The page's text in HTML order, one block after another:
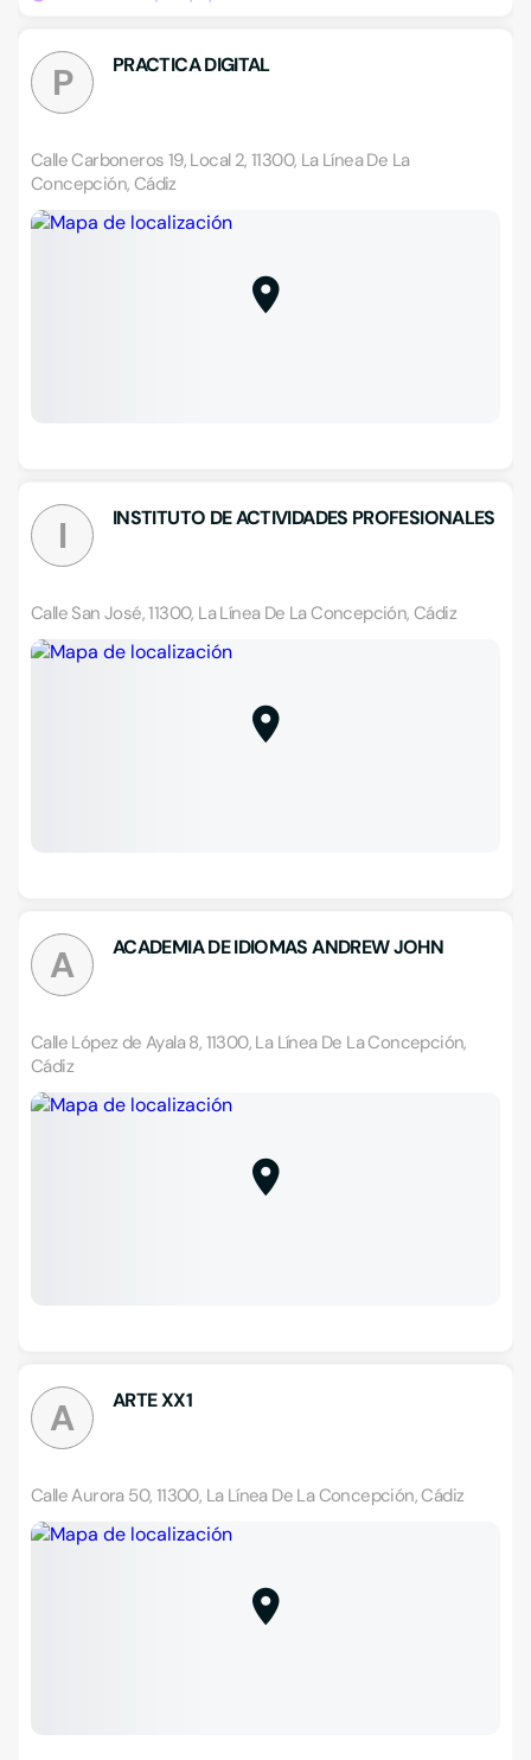
P PRACTICA DIGITAL
Calle Carboneros 19, Local 2, 11300, La Línea De La
Concepción, Cádiz
I INSTITUTO DE ACTIVIDADES PROFESIONALES
Calle San José, 11300, La Línea De La Concepción, Cádiz
A ACADEMIA DE IDIOMAS ANDREW JOHN
Calle López de Ayala 8, 11300, La Línea De La Concepción,
Cádiz
A ARTE XX1
Calle Aurora 50, 11300, La Línea De La Concepción, Cádiz